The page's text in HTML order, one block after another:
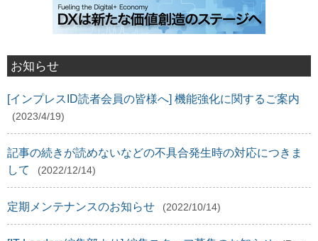
お知らせ
[インプレスID読者会員の皆様へ] 機能強化に関するご案内
(2023/4/19)
記事の続きが読めないなどの不具合発生時の対応につきま
して
(2022/12/14)
定期メンテナンスのお知らせ (2022/10/14)